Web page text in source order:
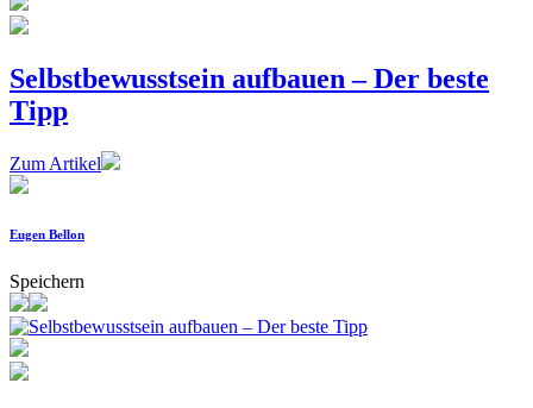
Selbstbewusstsein aufbauen – Der beste
Tipp
Zum Artikel
Eugen Bellon
Speichern